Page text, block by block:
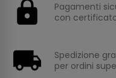
Pagamenti
con certificato
Spedizione
per ordini